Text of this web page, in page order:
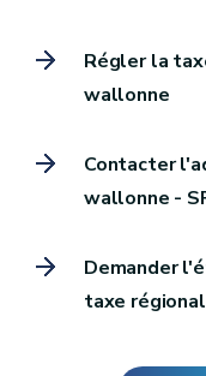
Régler la
wallonne
Contacter
wallonne -
Demander
taxe